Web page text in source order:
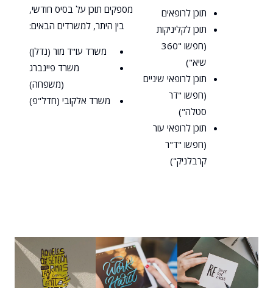
תוכן לרופאים
תוכן לקליניקות
(חפשו "360
שיא")
תוכן לרופאי שיניים
(חפשו "דר
סטלה")
תוכן לרופאי עור
(חפשו "ד"ר
קרבלניק")
מספקים תוכן על בסיס חודשי,
בין היתר, למשרדים הבאים:
משרד עו"ד מור (נדלן)
משרד פיינברג
(משפחה)
משרד אלקובי (חדל"פ)